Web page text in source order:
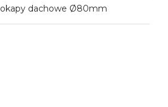
okapy dachowe Ø80mm